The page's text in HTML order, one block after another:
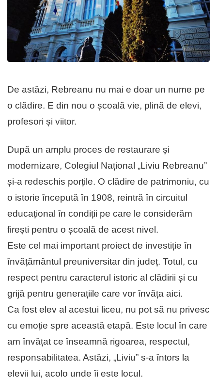
De astăzi, Rebreanu nu mai e doar un nume pe
o clădire. E din nou o școală vie, plină de elevi,
profesori și viitor.
După un amplu proces de restaurare și
modernizare, Colegiul Național „Liviu Rebreanu”
și-a redeschis porțile. O clădire de patrimoniu, cu
o istorie începută în 1908, reintră în circuitul
educațional în condiții pe care le considerăm
firești pentru o școală de acest nivel.
Este cel mai important proiect de investiție în
învățământul preuniversitar din județ. Totul, cu
respect pentru caracterul istoric al clădirii și cu
grijă pentru generațiile care vor învăța aici.
Ca fost elev al acestui liceu, nu pot să nu privesc
cu emoție spre această etapă. Este locul în care
am învățat ce înseamnă rigoarea, respectul,
responsabilitatea. Astăzi, „Liviu” s-a întors la
elevii lui, acolo unde îi este locul.